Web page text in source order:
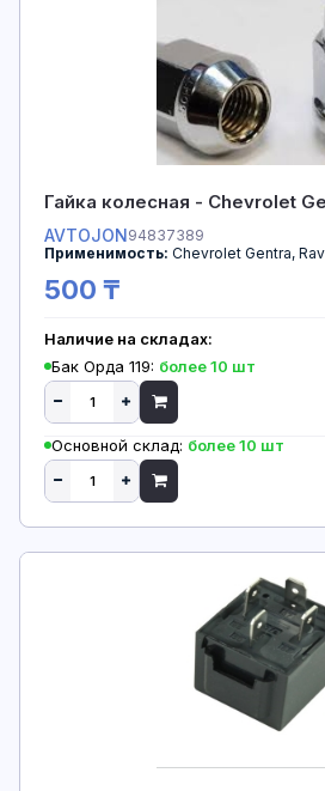
Гайка колесная - Chevrolet
AVTOJON94837389
Применимость: Chevrolet Gentra,
500 ₸
Наличие на складах:
Бак Орда 119: более 10 шт
Основной склад: более 10 шт